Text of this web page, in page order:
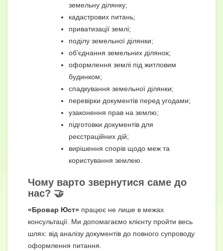
земельну ділянку;
кадастрових питань;
приватизації землі;
поділу земельної ділянки;
об’єднання земельних ділянок;
оформлення землі під житловим
будинком;
спадкування земельної ділянки;
перевірки документів перед угодами;
узаконення прав на землю;
підготовки документів для
реєстраційних дій;
вирішення спорів щодо меж та
користування землею.
Чому варто звернутися саме до
нас? 🤝
«Бровар Юст» працює не лише в межах
консультації. Ми допомагаємо клієнту пройти весь
шлях: від аналізу документів до повного супроводу
оформлення питання.